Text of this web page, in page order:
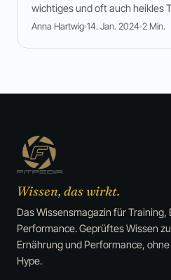
wichtiges und oft auch heikles
Anna Hartwig 14. Jan. 2024 2 Min.
Wissen, das wirkt.
Das Wissensmagazin für Training,
Performance. Geprüftes Wissen
Ernährung und Performance,
Hype.